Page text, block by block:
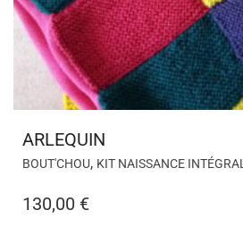
ARLEQUIN
BOUT'CHOU, KIT NAISSANCE INTÉGRAL
130,00 €